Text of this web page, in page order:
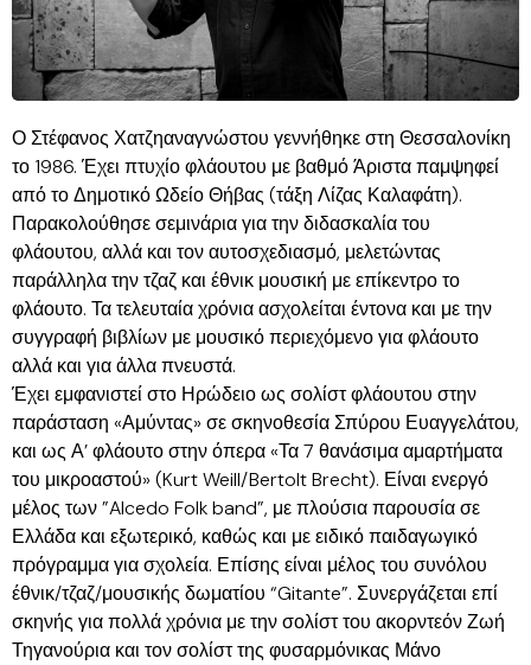
Ο Στέφανος Χατζηαναγνώστου γεννήθηκε στη Θεσσαλονίκη
το 1986. Έχει πτυχίο φλάουτου με βαθμό Άριστα παμψηφεί
από το Δημοτικό Ωδείο Θήβας (τάξη Λίζας Καλαφάτη).
Παρακολούθησε σεμινάρια για την διδασκαλία του
φλάουτου, αλλά και τον αυτοσχεδιασμό, μελετώντας
παράλληλα την τζαζ και έθνικ μουσική με επίκεντρο το
φλάουτο. Τα τελευταία χρόνια ασχολείται έντονα και με την
συγγραφή βιβλίων με μουσικό περιεχόμενο για φλάουτο
αλλά και για άλλα πνευστά.
Έχει εμφανιστεί στο Ηρώδειο ως σολίστ φλάουτου στην
παράσταση «Αμύντας» σε σκηνοθεσία Σπύρου Ευαγγελάτου,
και ως Α’ φλάουτο στην όπερα «Τα 7 θανάσιμα αμαρτήματα
του μικροαστού» (Kurt Weill/Bertolt Brecht). Είναι ενεργό
μέλος των ”Alcedo Folk band”, με πλούσια παρουσία σε
Ελλάδα και εξωτερικό, καθώς και με ειδικό παιδαγωγικό
πρόγραμμα για σχολεία. Επίσης είναι μέλος του συνόλου
έθνικ/τζαζ/μουσικής δωματίου “Gitante”. Συνεργάζεται επί
σκηνής για πολλά χρόνια με την σολίστ του ακορντεόν Ζωή
Τηγανούρια και τον σολίστ της φυσαρμόνικας Μάνο